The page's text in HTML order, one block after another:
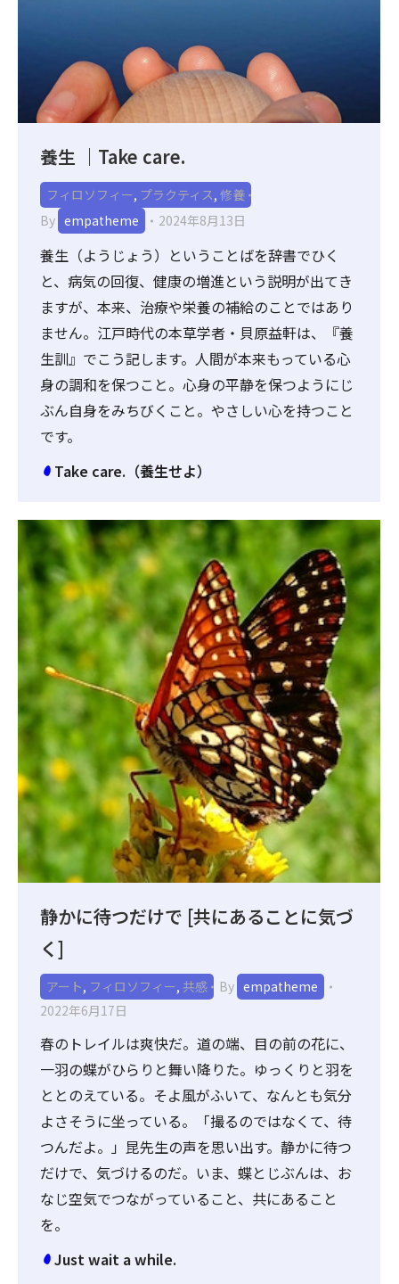
養生 ｜Take care.
フィロソフィー, プラクティス, 修養
By empatheme 2024年8月13日
養生（ようじょう）ということばを辞書でひく
と、病気の回復、健康の増進という説明が出てき
ますが、本来、治療や栄養の補給のことではあり
ません。江戸時代の本草学者・貝原益軒は、『養
生訓』でこう記します。人間が本来もっている心
身の調和を保つこと。心身の平静を保つようにじ
ぶん自身をみちびくこと。やさしい心を持つこと
です。
Take care.（養生せよ）
静かに待つだけで [共にあることに気づ
く]
アート, フィロソフィー, 共感 By empatheme
2022年6月17日
春のトレイルは爽快だ。道の端、目の前の花に、
一羽の蝶がひらりと舞い降りた。ゆっくりと羽を
ととのえている。そよ風がふいて、なんとも気分
よさそうに坐っている。「撮るのではなくて、待
つんだよ。」昆先生の声を思い出す。静かに待つ
だけで、気づけるのだ。いま、蝶とじぶんは、お
なじ空気でつながっていること、共にあること
を。
Just wait a while.